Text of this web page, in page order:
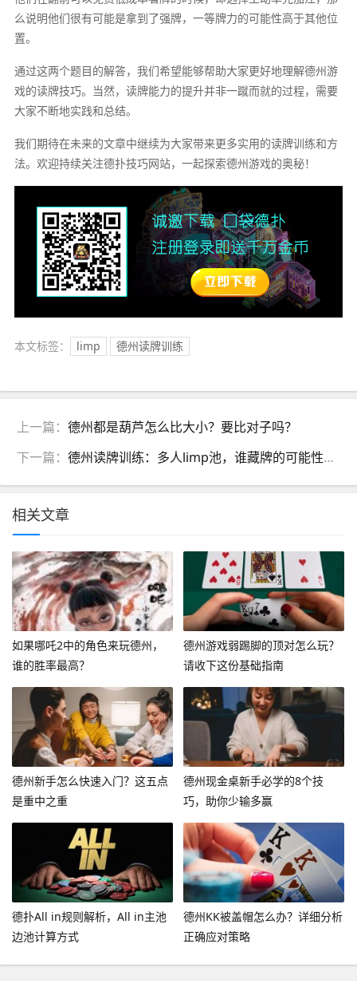
么说明他们很有可能是拿到了强牌，一等牌力的可能性高于其他位
置。
通过这两个题目的解答，我们希望能够帮助大家更好地理解德州游
戏的读牌技巧。当然，读牌能力的提升并非一蹴而就的过程，需要
大家不断地实践和总结。
我们期待在未来的文章中继续为大家带来更多实用的读牌训练和方
法。欢迎持续关注德扑技巧网站，一起探索德州游戏的奥秘！
本文标签： limp 德州读牌训练
上一篇： 德州都是葫芦怎么比大小？要比对子吗？
下一篇： 德州读牌训练：多人limp池，谁藏牌的可能性更高？
相关文章
如果哪吒2中的角色来玩德州，
谁的胜率最高？
德州游戏弱踢脚的顶对怎么玩？
请收下这份基础指南
德州新手怎么快速入门？这五点
是重中之重
德州现金桌新手必学的8个技
巧，助你少输多赢
德扑All in规则解析，All in主池
边池计算方式
德州KK被盖帽怎么办？详细分析
正确应对策略